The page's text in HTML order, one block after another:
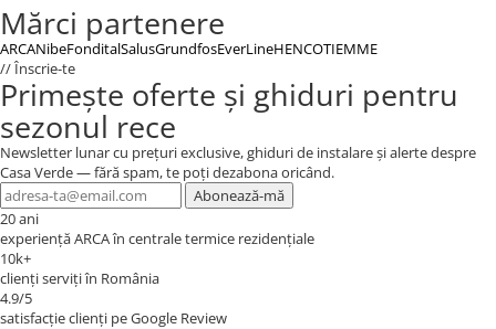
Mărci partenere
ARCANibeFonditalSalusGrundfosEverLineHENCOTIEMME
// Înscrie-te
Primește oferte și ghiduri pentru
sezonul rece
Newsletter lunar cu prețuri exclusive, ghiduri de instalare și alerte despre
Casa Verde — fără spam, te poți dezabona oricând.
Abonează-mă
20 ani
experiență ARCA în centrale termice rezidențiale
10k+
clienți serviți în România
4.9/5
satisfacție clienți pe Google Review